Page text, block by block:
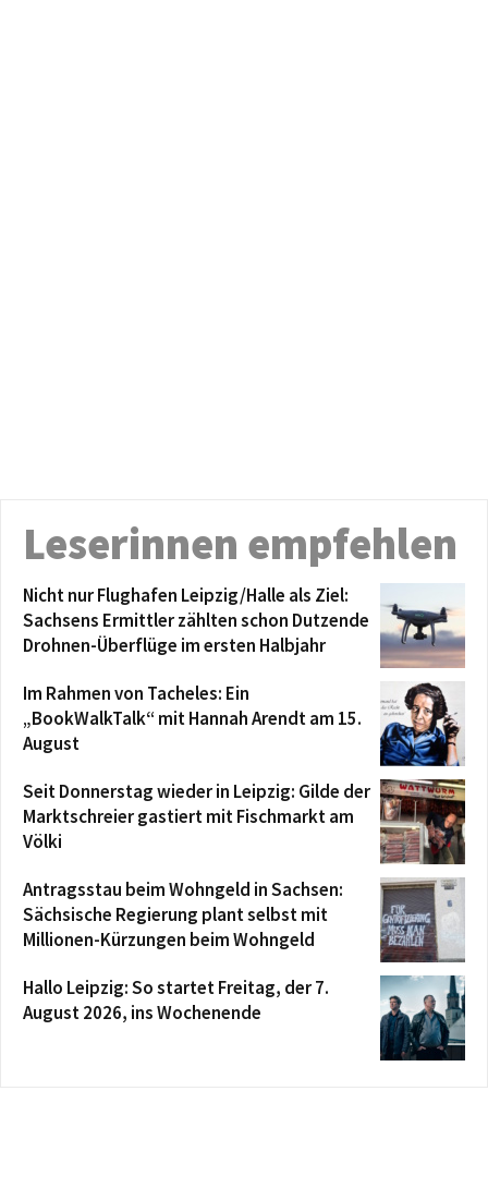
Leserinnen empfehlen
Nicht nur Flughafen Leipzig/Halle als Ziel:
Sachsens Ermittler zählten schon Dutzende
Drohnen-Überflüge im ersten Halbjahr
Im Rahmen von Tacheles: Ein
„BookWalkTalk“ mit Hannah Arendt am 15.
August
Seit Donnerstag wieder in Leipzig: Gilde der
Marktschreier gastiert mit Fischmarkt am
Völki
Antragsstau beim Wohngeld in Sachsen:
Sächsische Regierung plant selbst mit
Millionen-Kürzungen beim Wohngeld
Hallo Leipzig: So startet Freitag, der 7.
August 2026, ins Wochenende